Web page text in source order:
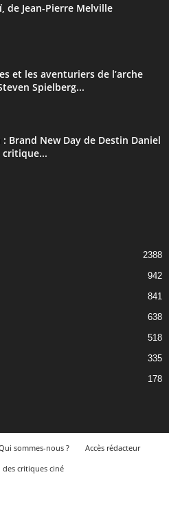
de Jean-Pierre Melville
et les aventuriers de l’arche
Spielberg...
Brand New Day de Destin Daniel
2388
942
841
638
518
335
178
sommes-nous ?
Accès rédacteur
critiques ciné